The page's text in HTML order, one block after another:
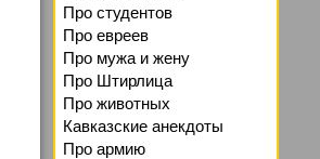
Про студентов
Про евреев
Про мужа и жену
Про Штирлица
Про животных
Кавказские анекдоты
Про армию